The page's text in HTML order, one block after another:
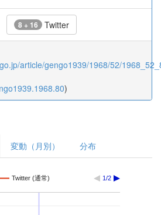
8 + 16 Twitter
article/gengo1939/1968/52/
)
変動（月別） 分布
Twitter (通常) 1/2